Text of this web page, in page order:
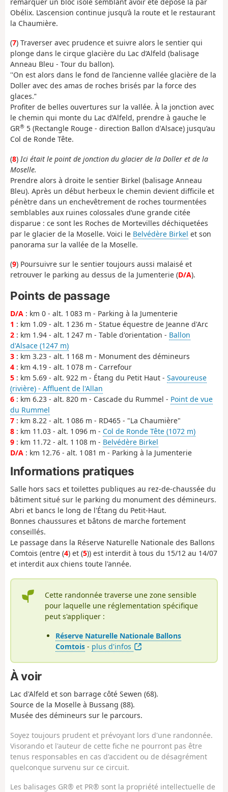
Obélix. L’ascension continue jusqu’à la route et le restaurant
la Chaumière.
(7) Traverser avec prudence et suivre alors le sentier qui
plonge dans le cirque glacière du Lac d’Alfeld (balisage
Anneau Bleu - Tour du ballon).
''On est alors dans le fond de l’ancienne vallée glacière de la
Doller avec des amas de roches brisés par la force des
glaces.’'
Profiter de belles ouvertures sur la vallée. À la jonction avec
le chemin qui monte du Lac d’Alfeld, prendre à gauche le
GR® 5 (Rectangle Rouge - direction Ballon d'Alsace) jusqu’au
Col de Ronde Tête.
(8)Ici était le point de jonction du glacier de la Doller et de la
Moselle.
Prendre alors à droite le sentier Birkel (balisage Anneau
Bleu). Après un début herbeux le chemin devient difficile et
pénètre dans un enchevêtrement de roches tourmentées
semblables aux ruines colossales d’une grande citée
disparue : ce sont les Roches de Mortevilles déchiquetées
par le glacier de la Moselle. Voici le Belvédère Birkel et son
panorama sur la vallée de la Moselle.
(9) Poursuivre sur le sentier toujours aussi malaisé et
retrouver le parking au dessus de la Jumenterie (D/A).
Points de passage
D/A : km 0 - alt. 1 083 m - Parking à la Jumenterie
1 : km 1.09 - alt. 1 236 m - Statue équestre de Jeanne d'Arc
2 : km 1.94 - alt. 1 247 m - Table d'orientation - Ballon
d'Alsace (1247 m)
3 : km 3.23 - alt. 1 168 m - Monument des démineurs
4 : km 4.19 - alt. 1 078 m - Carrefour
5 : km 5.69 - alt. 922 m - Étang du Petit Haut - Savoureuse
(rivière) - Affluent de l'Allan
6 : km 6.23 - alt. 820 m - Cascade du Rummel - Point de vue
du Rummel
7 : km 8.22 - alt. 1 086 m - RD465 - "La Chaumière"
8 : km 11.03 - alt. 1 096 m - Col de Ronde Tête (1072 m)
9 : km 11.72 - alt. 1 108 m - Belvédère Birkel
D/A : km 12.76 - alt. 1 081 m - Parking à la Jumenterie
Informations pratiques
Salle hors sacs et toilettes publiques au rez-de-chaussée du
bâtiment situé sur le parking du monument des démineurs.
Abri et bancs le long de l'Étang du Petit-Haut.
Bonnes chaussures et bâtons de marche fortement
conseillés.
Le passage dans la Réserve Naturelle Nationale des Ballons
Comtois (entre (4) et (5)) est interdit à tous du 15/12 au 14/07
et interdit aux chiens toute l'année.
Cette randonnée traverse une zone sensible
pour laquelle une réglementation spécifique
peut s'appliquer :
Réserve Naturelle Nationale Ballons
Comtois - plus d'infos
À voir
Lac d'Alfeld et son barrage côté Sewen (68).
Source de la Moselle à Bussang (88).
Musée des démineurs sur le parcours.
Soyez toujours prudent et prévoyant lors d'une randonnée.
Visorando et l'auteur de cette fiche ne pourront pas être
tenus responsables en cas d'accident ou de désagrément
quelconque survenu sur ce circuit.
Les balisages GR® et PR® sont la propriété intellectuelle de